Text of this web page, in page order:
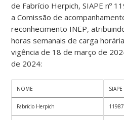
de Fabrício Herpich, SIAPE nº
a Comissão de
reconhecimento INEP,
horas semanais de carga
vigência de 18 de março de
de 2024:
NOME SIAPE
Fabrício Herpich